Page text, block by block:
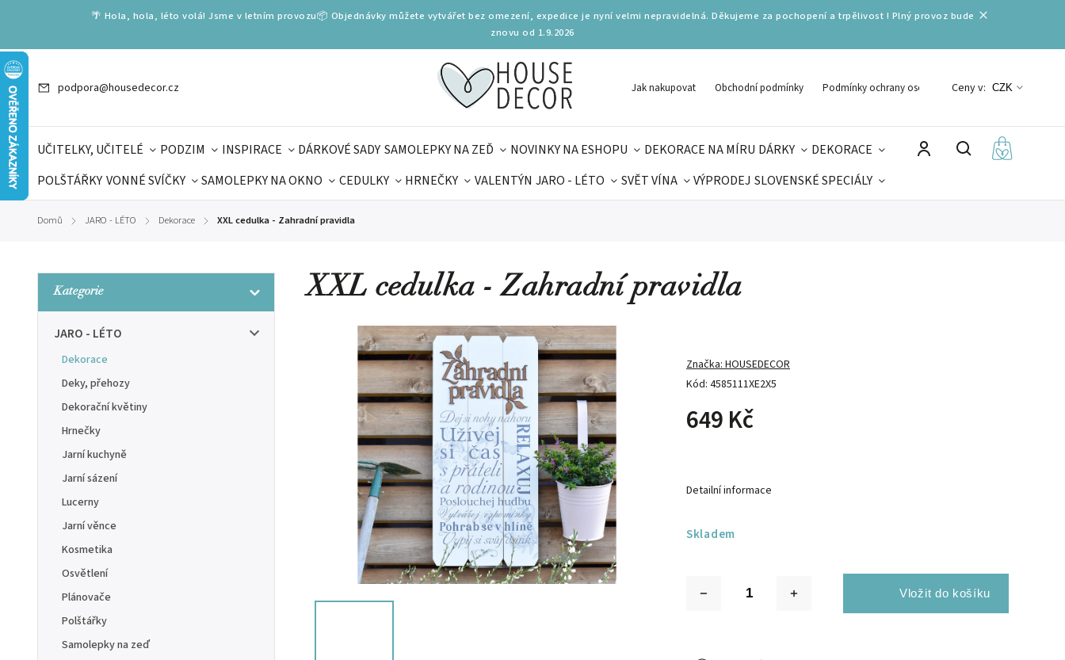
🌴 Hola, hola, léto volá! Jsme v letním provozu📦 Objednávky můžete vytvářet bez omezení, expedice je nyní velmi nepravidelná. Děkujeme za pochopení a trpělivost ! Plný provoz bude
znovu od 1.9.2026
podpora@housedecor.cz Jak nakupovat Obchodní podmínky Podmínky ochrany osobních údajů
Ceny v: CZK
UČITELKY, UČITELÉ PODZIM INSPIRACE DÁRKOVÉ SADY SAMOLEPKY NA ZEĎ NOVINKY NA ESHOPU DEKORACE NA MÍRU DÁRKY
DEKORACE
POLŠTÁŘKY VONNÉ SVÍČKY SAMOLEPKY NA OKNO CEDULKY HRNEČKY VALENTÝN JARO - LÉTO SVĚT VÍNA VÝPRODEJ SLOVENSKÉ SPECIÁLY
DÁRKOVÉ VOUCHERY
Domů / JARO - LÉTO / Dekorace / XXL cedulka - Zahradní pravidla
Kategorie
JARO - LÉTO
Dekorace
Deky, přehozy
Dekorační květiny
Hrnečky
Jarní kuchyně
Jarní sázení
Lucerny
Jarní věnce
Kosmetika
Osvětlení
Plánovače
Polštářky
Samolepky na zeď
XXL cedulka - Zahradní pravidla
Kód: 4585111XE2X5
Značka:HOUSEDECOR
649 Kč
Skladem
Detailní informace